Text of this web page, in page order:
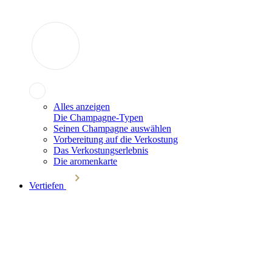
Alles anzeigen
Die Champagne-Typen
Seinen Champagne auswählen
Vorbereitung auf die Verkostung
Das Verkostungserlebnis
Die aromenkarte
Vertiefen